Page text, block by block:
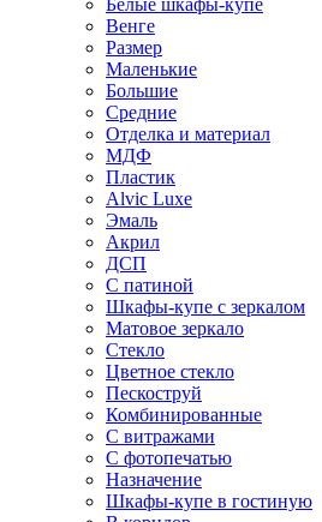
Белые шкафы-купе
Венге
Размер
Маленькие
Большие
Средние
Отделка и материал
МДФ
Пластик
Alvic Luxe
Эмаль
Акрил
ДСП
С патиной
Шкафы-купе с зеркалом
Матовое зеркало
Стекло
Цветное стекло
Пескоструй
Комбинированные
С витражами
С фотопечатью
Назначение
Шкафы-купе в гостиную